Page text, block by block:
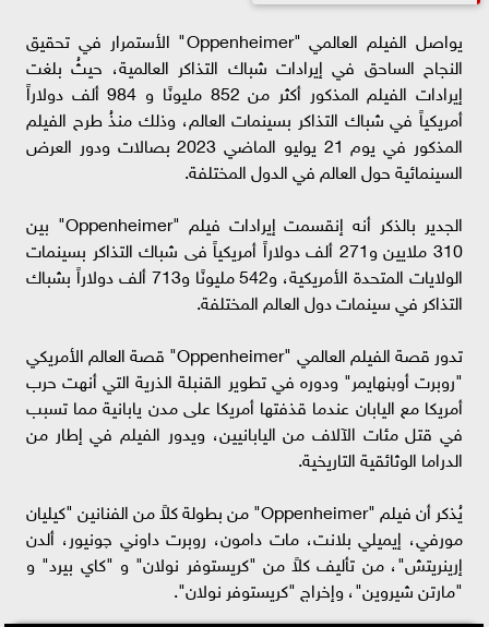
يواصل الفيلم العالمي "Oppenheimer" الأستمرار في تحقيق
النجاح الساحق في إيرادات شباك التذاكر العالمية، حيثُ بلغت
إيرادات الفيلم المذكور أكثر من 852 مليونًا و 984 ألف دولاراً
أمريكياً في شباك التذاكر بسينمات العالم، وذلك منذُ طرح الفيلم
المذكور في يوم 21 يوليو الماضي 2023 بصالات ودور العرض
السينمائية حول العالم في الدول المختلفة.
الجدير بالذكر أنه إنقسمت إيرادات فيلم "Oppenheimer" بين
310 ملايين و271 ألف دولاراً أمريكياً فى شباك التذاكر بسينمات
الولايات المتحدة الأمريكية، و542 مليونًا و713 ألف دولاراً بشباك
التذاكر في سينمات دول العالم المختلفة.
تدور قصة الفيلم العالمي "Oppenheimer" قصة العالم الأمريكي
"روبرت أوپنهايمر" ودوره في تطوير القنبلة الذرية التي أنهت حرب
أمريكا مع اليابان عندما قذفتها أمريكا على مدن يابانية مما تسبب
في قتل مئات الآلاف من اليابانيين، ويدور الفيلم في إطار من
الدراما الوثائقية التاريخية.
يُذكر أن فيلم "Oppenheimer" من بطولة كلاً من الفنانين "كيليان
مورفي، إيميلي بلانت، مات دامون، روبرت داوني چونيور، ألدن
إرينريتش"، من تأليف كلاً من "كريستوفر نولان" و "كاي بيرد" و
"مارتن شيروين"، وإخراج "كريستوفر نولان".